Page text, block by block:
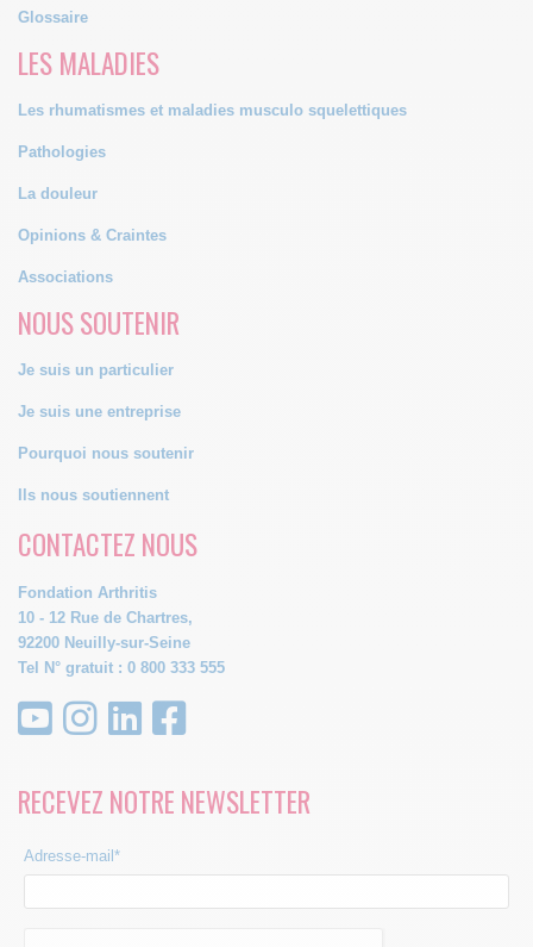
Glossaire
LES MALADIES
Les rhumatismes et maladies musculo squelettiques
Pathologies
La douleur
Opinions & Craintes
Associations
NOUS SOUTENIR
Je suis un particulier
Je suis une entreprise
Pourquoi nous soutenir
Ils nous soutiennent
CONTACTEZ NOUS
Fondation Arthritis
10 - 12 Rue de Chartres,
92200 Neuilly-sur-Seine
Tel N° gratuit : 0 800 333 555
RECEVEZ NOTRE NEWSLETTER
Adresse-mail*